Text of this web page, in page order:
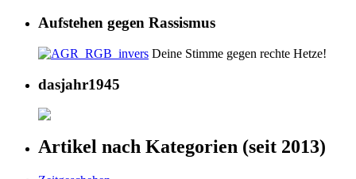
Aufstehen gegen Rassismus
Deine Stimme gegen rechte Hetze!
dasjahr1945
Artikel nach Kategorien (seit 2013)